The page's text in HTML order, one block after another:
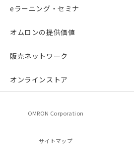
eラーニング・セミナ
オムロンの提供価値
販売ネットワーク
オンラインストア
OMRON Corporation
サイトマップ